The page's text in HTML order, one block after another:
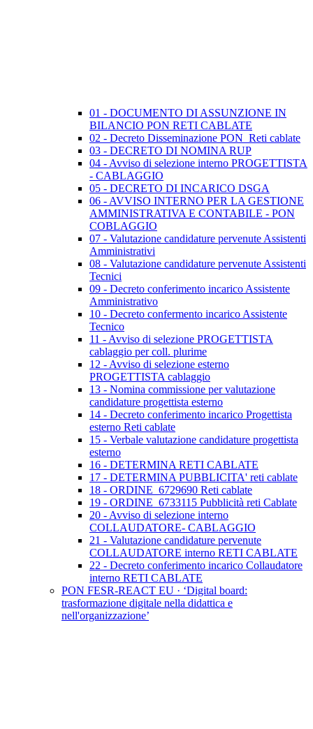
01 - DOCUMENTO DI ASSUNZIONE IN
BILANCIO PON RETI CABLATE
02 - Decreto Disseminazione PON_Reti cablate
03 - DECRETO DI NOMINA RUP
04 - Avviso di selezione interno PROGETTISTA
- CABLAGGIO
05 - DECRETO DI INCARICO DSGA
06 - AVVISO INTERNO PER LA GESTIONE
AMMINISTRATIVA E CONTABILE - PON
COBLAGGIO
07 - Valutazione candidature pervenute Assistenti
Amministrativi
08 - Valutazione candidature pervenute Assistenti
Tecnici
09 - Decreto conferimento incarico Assistente
Amministrativo
10 - Decreto confermento incarico Assistente
Tecnico
11 - Avviso di selezione PROGETTISTA
cablaggio per coll. plurime
12 - Avviso di selezione esterno
PROGETTISTA cablaggio
13 - Nomina commissione per valutazione
candidature progettista esterno
14 - Decreto conferimento incarico Progettista
esterno Reti cablate
15 - Verbale valutazione candidature progettista
esterno
16 - DETERMINA RETI CABLATE
17 - DETERMINA PUBBLICITA' reti cablate
18 - ORDINE_6729690 Reti cablate
19 - ORDINE_6733115 Pubblicità reti Cablate
20 - Avviso di selezione interno
COLLAUDATORE- CABLAGGIO
21 - Valutazione candidature pervenute
COLLAUDATORE interno RETI CABLATE
22 - Decreto conferimento incarico Collaudatore
interno RETI CABLATE
PON FESR-REACT EU · ‘Digital board:
trasformazione digitale nella didattica e
nell'organizzazione’